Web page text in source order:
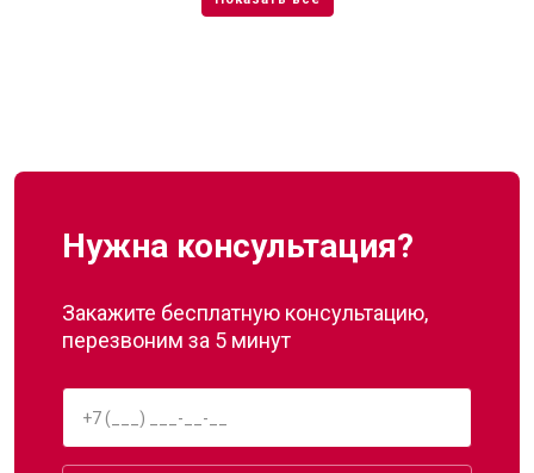
Нужна консультация?
Закажите бесплатную консультацию,
перезвоним за 5 минут